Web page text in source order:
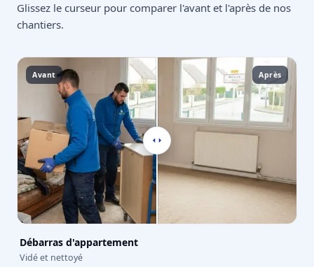
Glissez le curseur pour comparer l'avant et l'après de nos
chantiers.
Avant Après
Débarras d'appartement
Vidé et nettoyé